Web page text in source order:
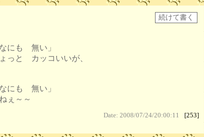
にも 無い」
と カッコいいが、
にも 無い」
～～
Date: 2008/07/24/20:00:11 [253]